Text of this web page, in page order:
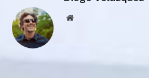
Website